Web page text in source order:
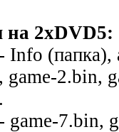
на 2xDVD5:
(папка),
game-2.bin,
game-7.bin,